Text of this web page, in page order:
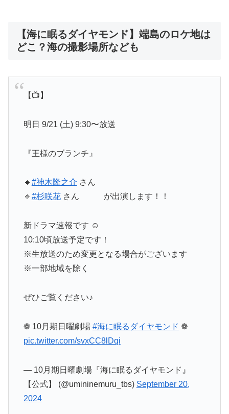
【海に眠るダイヤモンド】端島のロケ地は
どこ？海の撮影場所なども
【📺】
明日 9/21 (土) 9:30〜放送
『王様のブランチ』
🔹 #神木隆之介 さん
🔹 #杉咲花さん が出演します！！
新ドラマ速報です ☺︎
10:10頃放送予定です！
※生放送のため変更となる場合がございます
※一部地域を除く
ぜひご覧ください♪
❁ 10月期日曜劇場 #海に眠るダイヤモンド ❁
pic.twitter.com/svxCC8lDqi
— 10月期日曜劇場『海に眠るダイヤモンド』
【公式】 (@umininemuru_tbs) September 20,
2024